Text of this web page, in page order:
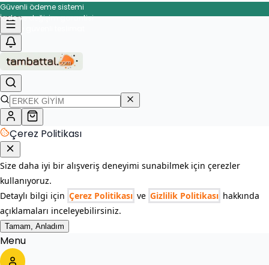
Güvenli ödeme sistemi
İade ve değişim garantisi
Çerez Politikası
Size daha iyi bir alışveriş deneyimi sunabilmek için çerezler
kullanıyoruz.
Detaylı bilgi için Çerez Politikası ve Gizlilik Politikası hakkında
açıklamaları inceleyebilirsiniz.
Tamam, Anladım
Menu